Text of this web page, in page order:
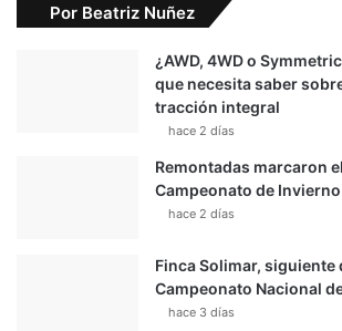
Por Beatriz Nuñez
¿AWD, 4WD o
que necesita saber
tracción integral
hace 2 días
Remontadas marcaron
Campeonato de
hace 2 días
Finca Solimar, siguiente
Campeonato Nacional
hace 3 días